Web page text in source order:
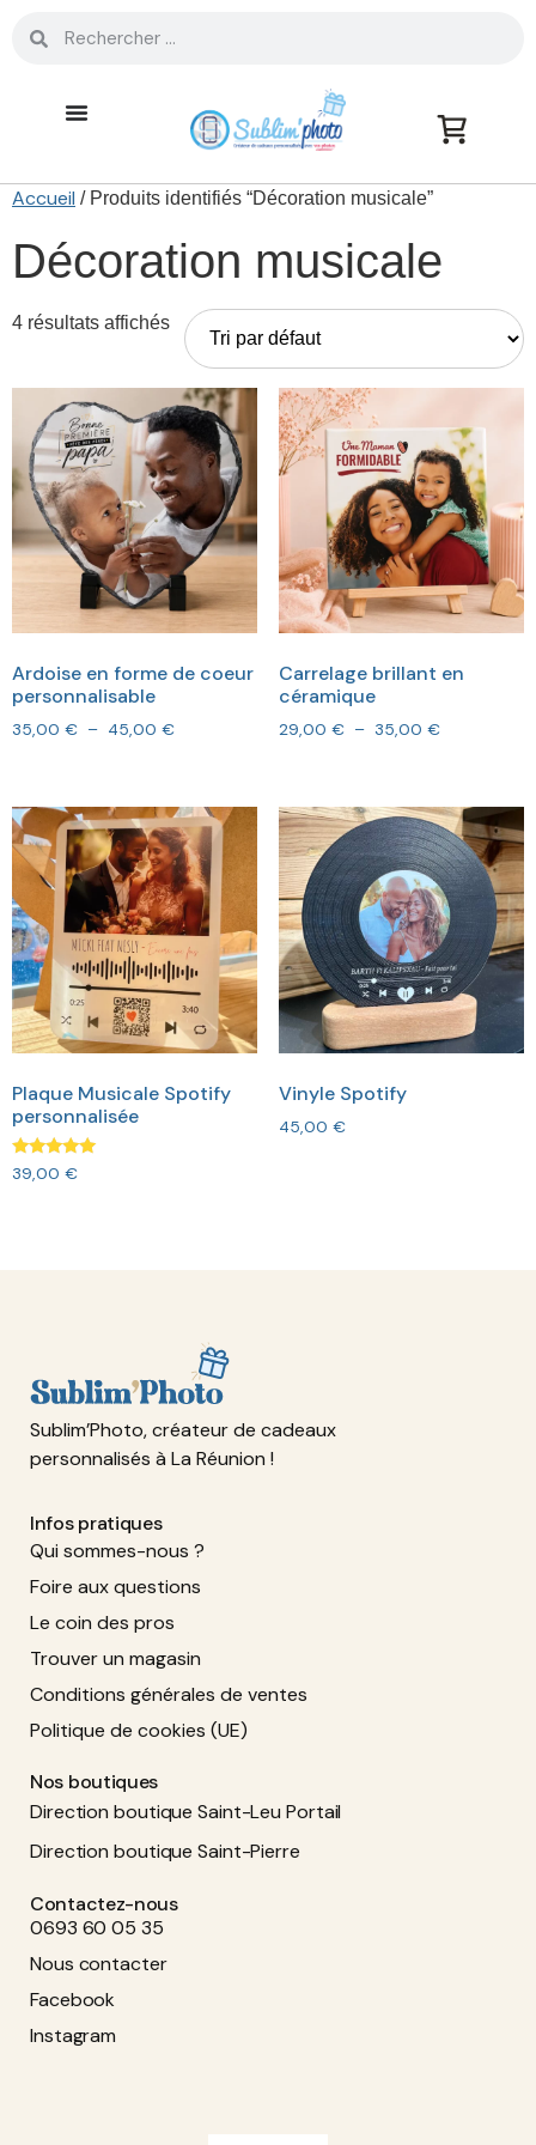
Accueil / Produits identifiés “Décoration musicale”
Décoration musicale
4 résultats affichés
Ardoise en forme de coeur
personnalisable
35,00 € – 45,00 €
Carrelage brillant en
céramique
29,00 € – 35,00 €
Plaque Musicale Spotify
personnalisée
Note
5.00
39,00 €
Vinyle Spotify
45,00 €
Sublim’Photo, créateur de cadeaux
personnalisés à La Réunion !
Infos pratiques
Qui sommes-nous ?
Foire aux questions
Le coin des pros
Trouver un magasin
Conditions générales de ventes
Politique de cookies (UE)
Nos boutiques
Direction boutique Saint-Leu Portail
Direction boutique Saint-Pierre
Contactez-nous
0693 60 05 35
Nous contacter
Facebook
Instagram